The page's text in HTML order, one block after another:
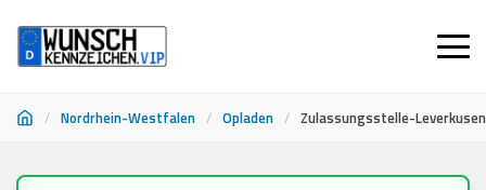
/ Nordrhein-Westfalen / Opladen / Zulassungsstelle-Leverkusen